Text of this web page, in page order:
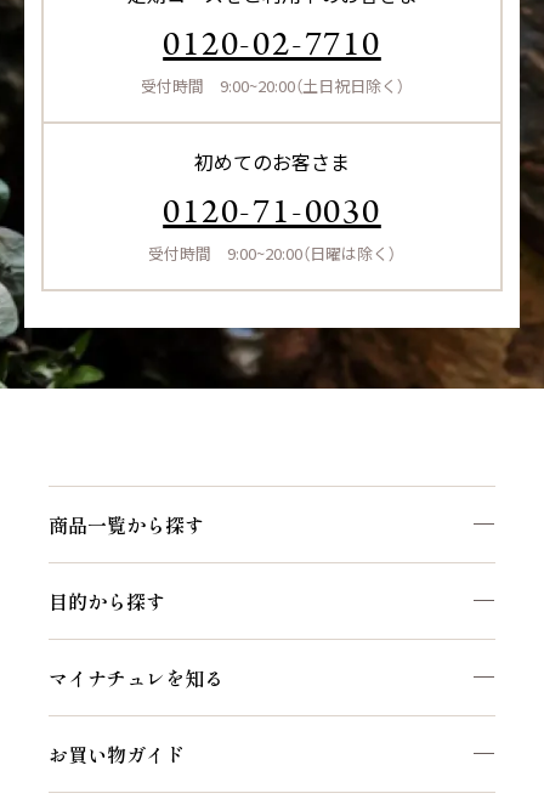
0120-02-7710
受付時間 9:00~20:00（土日祝日除く）
初めてのお客さま
0120-71-0030
受付時間 9:00~20:00（日曜は除く）
商品一覧から探す
目的から探す
マイナチュレを知る
お買い物ガイド